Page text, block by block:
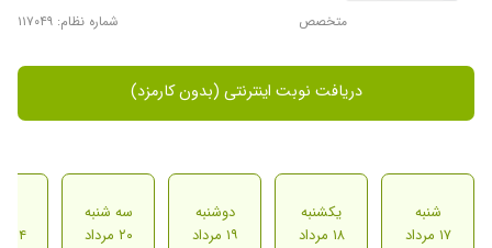
متخصص شماره نظام: ۱۱۷۰۴۹
دریافت نوبت اینترنتی (بدون کارمزد)
شنبه
۱۷ مرداد
یکشنبه
۱۸ مرداد
دوشنبه
۱۹ مرداد
سه شنبه
۲۰ مرداد
۲۴ مرداد